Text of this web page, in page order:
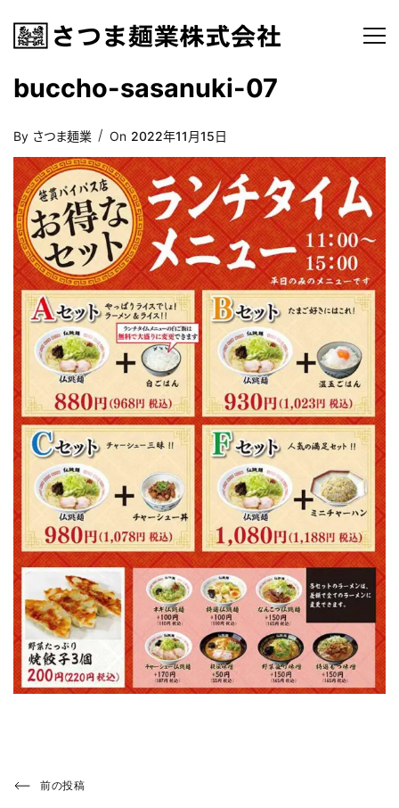
buccho-sasanuki-07
By さつま麺業
Posted
On
On 2022年11月15日
投
Previous
前の投稿